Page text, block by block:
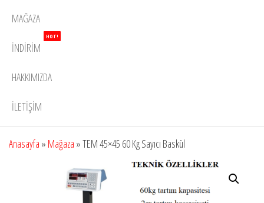
MAĞAZA
İNDIRIM
HOT!
HAKKIMIZDA
İLETIŞIM
Anasayfa » Mağaza »TEM 45×45 60 Kg Sayıcı Baskül